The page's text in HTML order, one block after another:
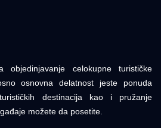
celokupne turističke
osnovna delatnost jeste ponuda
destinacija kao i pružanje
možete da posetite.